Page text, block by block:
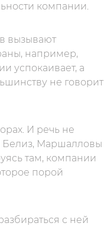
компании.
вызывают
например,
успокаивает, а
не говорит
И речь не
Белиз, Маршалловы
там, компании
порой
с ней